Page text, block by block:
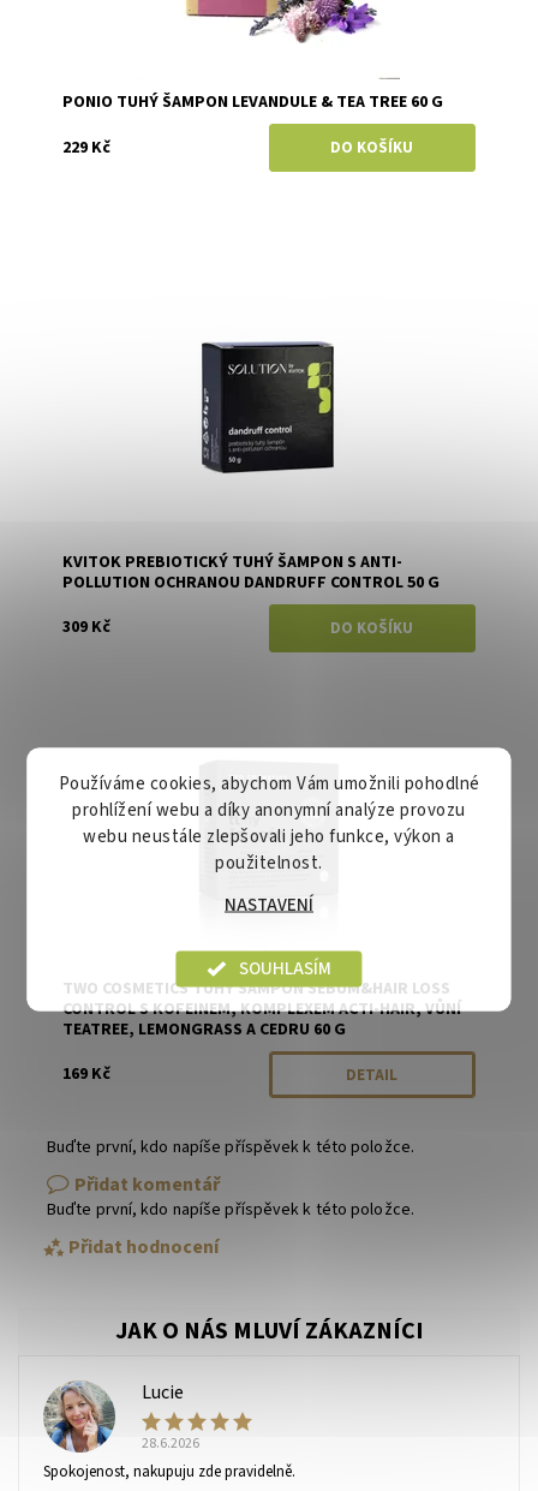
PONIO TUHÝ ŠAMPON LEVANDULE & TEA TREE 60 G
229 Kč
KVITOK PREBIOTICKÝ TUHÝ ŠAMPON S ANTI-
POLLUTION OCHRANOU DANDRUFF CONTROL 50 G
309 Kč
TWO COSMETICS TUHÝ ŠAMPON SEBUM&HAIR LOSS
CONTROL S KOFEINEM, KOMPLEXEM ACTI-HAIR, VŮNÍ
TEATREE, LEMONGRASS A CEDRU 60 G
169 Kč
DETAIL
Buďte první, kdo napíše příspěvek k této položce.
Přidat komentář
Buďte první, kdo napíše příspěvek k této položce.
Přidat hodnocení
L
Lucie
28.6.2026
Spokojenost, nakupuju zde pravidelně.
Používáme cookies, abychom Vám umožnili pohodlné
prohlížení webu a díky anonymní analýze provozu
webu neustále zlepšovali jeho funkce, výkon a
použitelnost.
NASTAVENÍ
SOUHLASÍM